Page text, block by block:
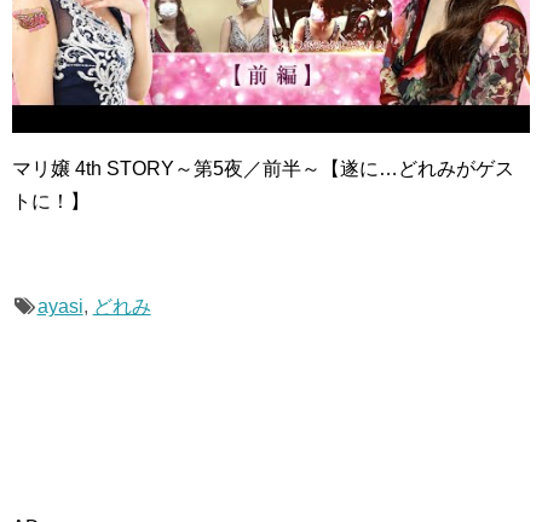
マリ嬢 4th STORY～第5夜／前半～【遂に…どれみがゲス
トに！】
ayasi, どれみ